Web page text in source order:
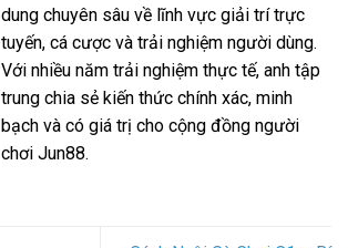
dung chuyên sâu về lĩnh vực giải trí trực
tuyến, cá cược và trải nghiệm người dùng.
Với nhiều năm trải nghiệm thực tế, anh tập
trung chia sẻ kiến thức chính xác, minh
bạch và có giá trị cho cộng đồng người
chơi Jun88.